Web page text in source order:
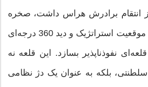
از انتقام برادرش هراس داشت، صخره
سیگیریا را به دلیل موقعیت استراتژیک و دید 360 درجه‌ای
نفوذناپذیر بسازد. این قلعه نه
سلطنتی، بلکه به عنوان یک دژ نظامی